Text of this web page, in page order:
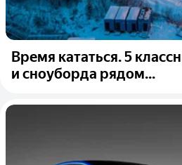
Время кататься. 5
и сноуборда рядом...